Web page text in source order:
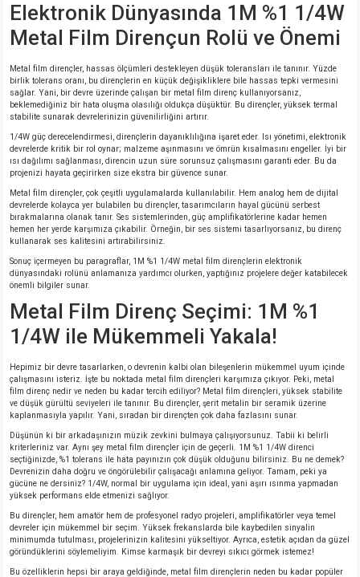
Elektronik Dünyasında 1M %1 1/4W
Metal Film Dirençun Rolü ve Önemi
Metal film dirençler, hassas ölçümleri destekleyen düşük toleransları ile tanınır. Yüzde
birlik tolerans oranı, bu dirençlerin en küçük değişikliklere bile hassas tepki vermesini
sağlar. Yani, bir devre üzerinde çalışan bir metal film direnç kullanıyorsanız,
beklemediğiniz bir hata oluşma olasılığı oldukça düşüktür. Bu dirençler, yüksek termal
stabilite sunarak devrelerinizin güvenilirliğini artırır.
1/4W güç derecelendirmesi, dirençlerin dayanıklılığına işaret eder. Isı yönetimi, elektronik
devrelerde kritik bir rol oynar; malzeme aşınmasını ve ömrün kısalmasını engeller. İyi bir
ısı dağılımı sağlanması, direncin uzun süre sorunsuz çalışmasını garanti eder. Bu da
projenizi hayata geçirirken size ekstra bir güvence sunar.
Metal film dirençler, çok çeşitli uygulamalarda kullanılabilir. Hem analog hem de dijital
devrelerde kolayca yer bulabilen bu dirençler, tasarımcıların hayal gücünü serbest
bırakmalarına olanak tanır. Ses sistemlerinden, güç amplifikatörlerine kadar hemen
hemen her yerde karşımıza çıkabilir. Örneğin, bir ses sistemi tasarlıyorsanız, bu direnç
kullanarak ses kalitesini artırabilirsiniz.
Sonuç içermeyen bu paragraflar, 1M %1 1/4W metal film dirençlerin elektronik
dünyasındaki rolünü anlamanıza yardımcı olurken, yaptığınız projelere değer katabilecek
önemli bilgiler sunar.
Metal Film Direnç Seçimi: 1M %1
1/4W ile Mükemmeli Yakala!
Hepimiz bir devre tasarlarken, o devrenin kalbi olan bileşenlerin mükemmel uyum içinde
çalışmasını isteriz. İşte bu noktada metal film dirençleri karşımıza çıkıyor. Peki, metal
film direnç nedir ve neden bu kadar tercih ediliyor? Metal film dirençleri, yüksek stabilite
ve düşük gürültü seviyeleri ile tanınır. Bu dirençler, şerit metalin bir seramik üzerine
kaplanmasıyla yapılır. Yani, sıradan bir dirençten çok daha fazlasını sunar.
Düşünün ki bir arkadaşınızın müzik zevkini bulmaya çalışıyorsunuz. Tabii ki belirli
kriterleriniz var. Aynı şey metal film dirençler için de geçerli. 1M %1 1/4W direnci
seçtiğinizde, %1 tolerans ile hata payınızın çok düşük olduğunu bilirsiniz. Bu ne demek?
Devrenizin daha doğru ve öngörülebilir çalışacağı anlamına geliyor. Tamam, peki ya
gücüne ne dersiniz? 1/4W, normal bir uygulama için ideal, yani aşırı ısınma yapmadan
yüksek performans elde etmenizi sağlıyor.
Bu dirençler, hem amatör hem de profesyonel radyo projeleri, amplifikatörler veya temel
devreler için mükemmel bir seçim. Yüksek frekanslarda bile kaybedilen sinyalin
minimumda tutulması, projelerinizin kalitesini yükseltiyor. Ayrıca, estetik açıdan da güzel
göründüklerini söylemeliyim. Kimse karmaşık bir devreyi sıkıcı görmek istemez!
Bu özelliklerin hepsi bir araya geldiğinde, metal film dirençlerin neden bu kadar popüler